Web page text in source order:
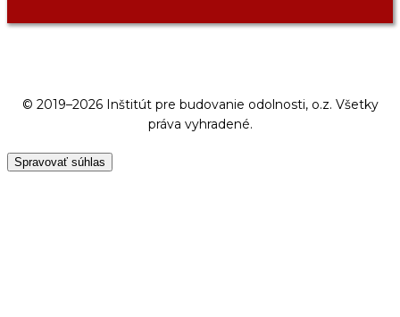
© 2019–2026 Inštitút pre budovanie odolnosti, o.z. Všetky
práva vyhradené.
Spravovať súhlas